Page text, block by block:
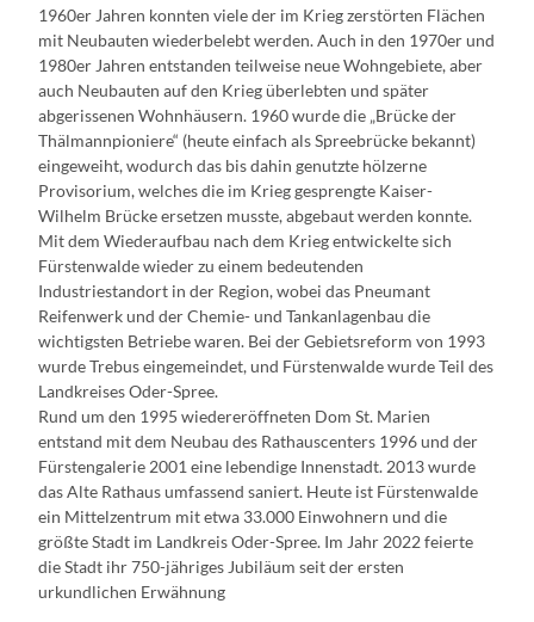
1960er Jahren konnten viele der im Krieg zerstörten Flächen
mit Neubauten wiederbelebt werden. Auch in den 1970er und
1980er Jahren entstanden teilweise neue Wohngebiete, aber
auch Neubauten auf den Krieg überlebten und später
abgerissenen Wohnhäusern. 1960 wurde die „Brücke der
Thälmannpioniere“ (heute einfach als Spreebrücke bekannt)
eingeweiht, wodurch das bis dahin genutzte hölzerne
Provisorium, welches die im Krieg gesprengte Kaiser-
Wilhelm Brücke ersetzen musste, abgebaut werden konnte.
Mit dem Wiederaufbau nach dem Krieg entwickelte sich
Fürstenwalde wieder zu einem bedeutenden
Industriestandort in der Region, wobei das Pneumant
Reifenwerk und der Chemie- und Tankanlagenbau die
wichtigsten Betriebe waren. Bei der Gebietsreform von 1993
wurde Trebus eingemeindet, und Fürstenwalde wurde Teil des
Landkreises Oder-Spree.
Rund um den 1995 wiedereröffneten Dom St. Marien
entstand mit dem Neubau des Rathauscenters 1996 und der
Fürstengalerie 2001 eine lebendige Innenstadt. 2013 wurde
das Alte Rathaus umfassend saniert. Heute ist Fürstenwalde
ein Mittelzentrum mit etwa 33.000 Einwohnern und die
größte Stadt im Landkreis Oder-Spree. Im Jahr 2022 feierte
die Stadt ihr 750-jähriges Jubiläum seit der ersten
urkundlichen Erwähnung